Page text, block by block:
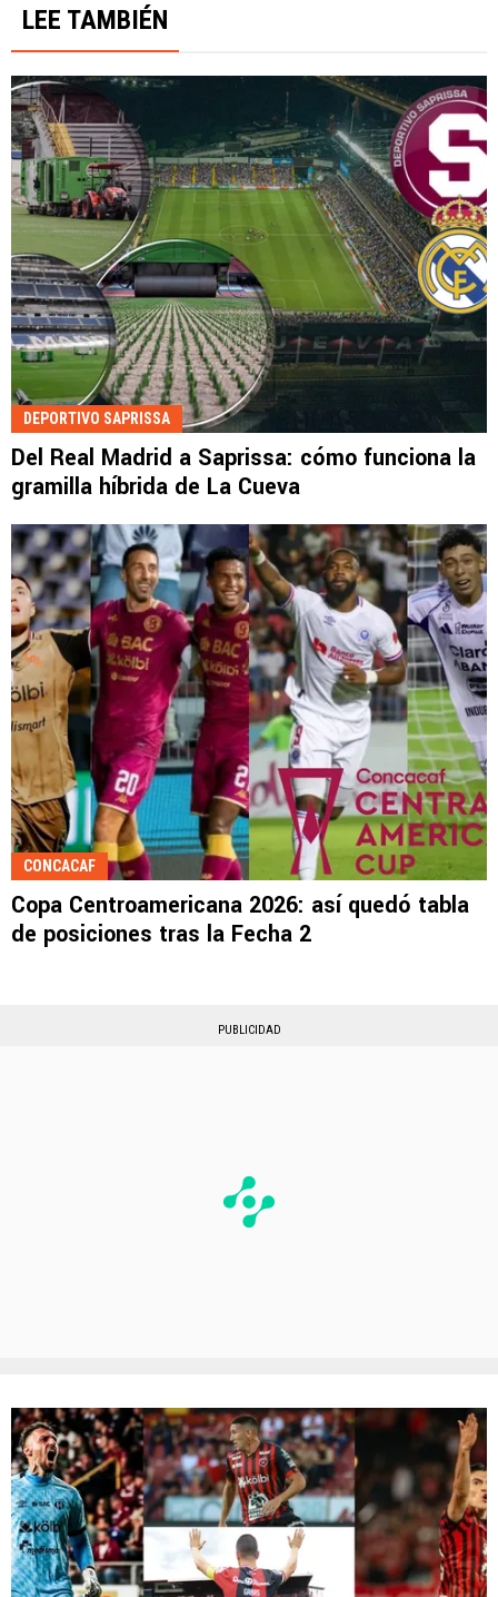
LEE TAMBIÉN
DEPORTIVO SAPRISSA
Del Real Madrid a Saprissa: cómo funciona la
gramilla híbrida de La Cueva
CONCACAF
Copa Centroamericana 2026: así quedó tabla
de posiciones tras la Fecha 2
PUBLICIDAD